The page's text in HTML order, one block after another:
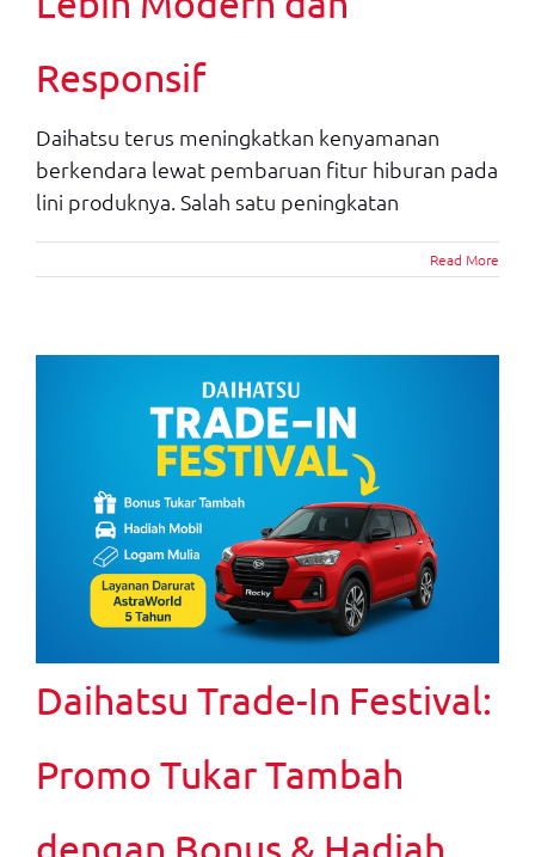
Responsif
Daihatsu terus meningkatkan kenyamanan
berkendara lewat pembaruan fitur hiburan pada
lini produknya. Salah satu peningkatan
Read More
Daihatsu Trade-In Festival:
Promo Tukar Tambah